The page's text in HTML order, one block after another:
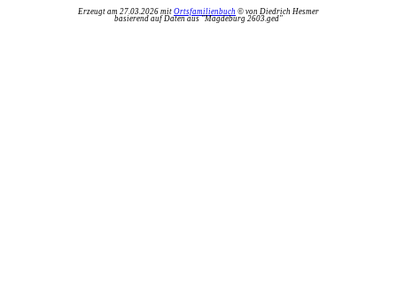
Erzeugt am 27.03.2026 mit Ortsfamilienbuch © von Diedrich Hesmer
basierend auf Daten aus "Magdeburg 2603.ged"